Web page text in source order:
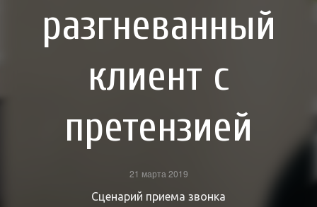
разгневанный
клиент с
претензией
21 марта 2019
Сценарий приема звонка